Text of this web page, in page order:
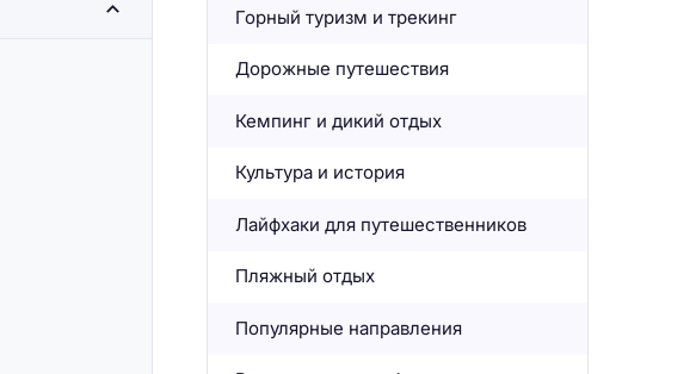
Горный туризм и трекинг
Дорожные путешествия
Кемпинг и дикий отдых
Культура и история
Лайфхаки для путешественников
Пляжный отдых
Популярные направления